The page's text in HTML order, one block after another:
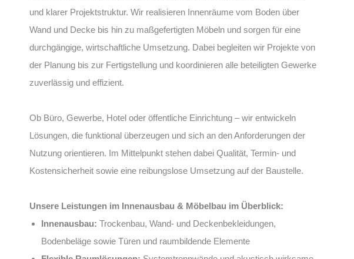
und klarer Projektstruktur. Wir realisieren Innenräume vom Boden über
Wand und Decke bis hin zu maßgefertigten Möbeln und sorgen für eine
durchgängige, wirtschaftliche Umsetzung. Dabei begleiten wir Projekte von
der Planung bis zur Fertigstellung und koordinieren alle beteiligten Gewerke
zuverlässig und effizient.
Ob Büro, Gewerbe, Hotel oder öffentliche Einrichtung – wir entwickeln
Lösungen, die funktional überzeugen und sich an den Anforderungen der
Nutzung orientieren. Im Mittelpunkt stehen dabei Qualität, Termin- und
Kostensicherheit sowie eine reibungslose Umsetzung auf der Baustelle.
Unsere Leistungen im Innenausbau & Möbelbau im Überblick:
Innenausbau: Trockenbau, Wand- und Deckenbekleidungen,
Bodenbeläge sowie Türen und raumbildende Elemente